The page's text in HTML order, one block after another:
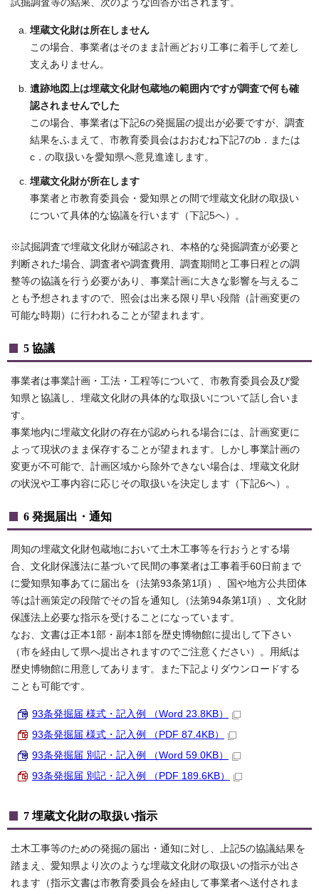
試掘調査等の結果、次のような回答が出されます。
埋蔵文化財は所在しません
この場合、事業者はそのまま計画どおり工事に着手して差し
支えありません。
遺跡地図上は埋蔵文化財包蔵地の範囲内ですが調査で何も確
認されませんでした
この場合、事業者は下記6の発掘届の提出が必要ですが、調査
結果をふまえて、市教育委員会はおおむね下記7のb．または
c．の取扱いを愛知県へ意見進達します。
埋蔵文化財が所在します
事業者と市教育委員会・愛知県との間で埋蔵文化財の取扱い
について具体的な協議を行います（下記5へ）。
※試掘調査で埋蔵文化財が確認され、本格的な発掘調査が必要と
判断された場合、調査者や調査費用、調査期間と工事日程との調
整等の協議を行う必要があり、事業計画に大きな影響を与えるこ
とも予想されますので、照会は出来る限り早い段階（計画変更の
可能な時期）に行われることが望まれます。
5 協議
事業者は事業計画・工法・工程等について、市教育委員会及び愛
知県と協議し、埋蔵文化財の具体的な取扱いについて話し合いま
す。
事業地内に埋蔵文化財の存在が認められる場合には、計画変更に
よって現状のまま保存することが望まれます。しかし事業計画の
変更が不可能で、計画区域から除外できない場合は、埋蔵文化財
の状況や工事内容に応じその取扱いを決定します（下記6へ）。
6 発掘届出・通知
周知の埋蔵文化財包蔵地において土木工事等を行おうとする場
合、文化財保護法に基づいて民間の事業者は工事着手60日前まで
に愛知県知事あてに届出を（法第93条第1項）、国や地方公共団体
等は計画策定の段階でその旨を通知し（法第94条第1項）、文化財
保護法上必要な指示を受けることになっています。
なお、文書は正本1部・副本1部を歴史博物館に提出して下さい
（市を経由して県へ提出されますのでご注意ください）。用紙は
歴史博物館に用意してあります。また下記よりダウンロードする
ことも可能です。
93条発掘届 様式・記入例 （Word 23.8KB）
93条発掘届 様式・記入例 （PDF 87.4KB）
93条発掘届 別記・記入例 （Word 59.0KB）
93条発掘届 別記・記入例 （PDF 189.6KB）
7 埋蔵文化財の取扱い指示
土木工事等のための発掘の届出・通知に対し、上記5の協議結果を
踏まえ、愛知県より次のような埋蔵文化財の取扱いの指示が出さ
れます（指示文書は市教育委員会を経由して事業者へ送付されま